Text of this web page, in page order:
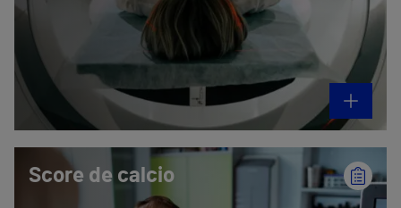
Score de calcio